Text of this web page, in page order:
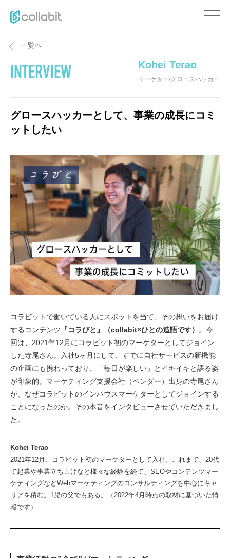
一覧へ
INTERVIEW Kohei Terao
マーケター/グロースハッカー
グロースハッカーとして、事業の成長にコミ
ットしたい
コラビットで働いている人にスポットを当て、その想いをお届け
するコンテンツ 『コラびと』（collabit×ひとの造語です）
。今
回は、2021年12月にコラビット初のマーケターとしてジョイン
した寺尾さん。入社5ヶ月にして、すでに自社サービスの新機能
の企画にも携わっており、「毎日が楽しい」とイキイキと語る姿
が印象的。マーケティング支援会社（ベンダー）出身の寺尾さん
が、なぜコラビットのインハウスマーケターとしてジョインする
ことになったのか。その本音をインタビューさせていただきまし
た。
Kohei Terao
2021年12月、コラビット初のマーケターとして入社。これまで、20代
で起業や事業立ち上げなど様々な経験を経て、SEOやコンテンツマー
ケティングなどWebマーケティングのコンサルティングを中心にキャ
リアを積む。1児の父でもある。（2022年4月時点の取材に基づいた情
報です）